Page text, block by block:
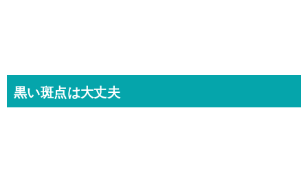
黒い斑点は大丈夫